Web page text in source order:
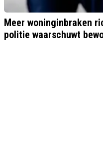
Meer woninginbraken
politie waarschuwt